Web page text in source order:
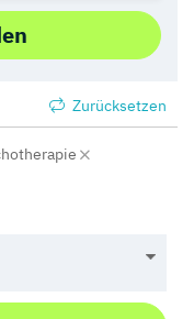
Zurücksetzen